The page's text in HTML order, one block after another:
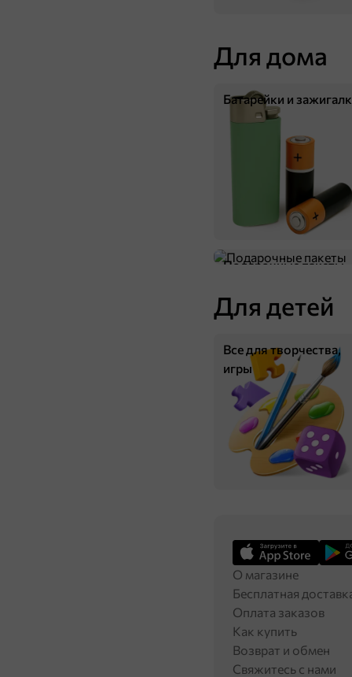
«Calve», соус «Сырный», 25 г
Для дома
Батарейки и
Подарочные пакеты
Для детей
Все для творчества,
игры
О магазине
Бесплатная
Оплата заказов
Как купить
Возврат и обмен
Свяжитесь с нами